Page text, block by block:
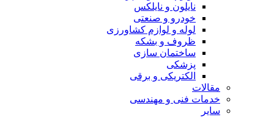
نایلون و نایلکس
خودرو و صنعتی
لوله و لوازم کشاورزی
ظروف و بشکه
ساختمان سازی
پزشکی
الکتریکی و برقی
مقالات
خدمات فنی و مهندسی
سایر